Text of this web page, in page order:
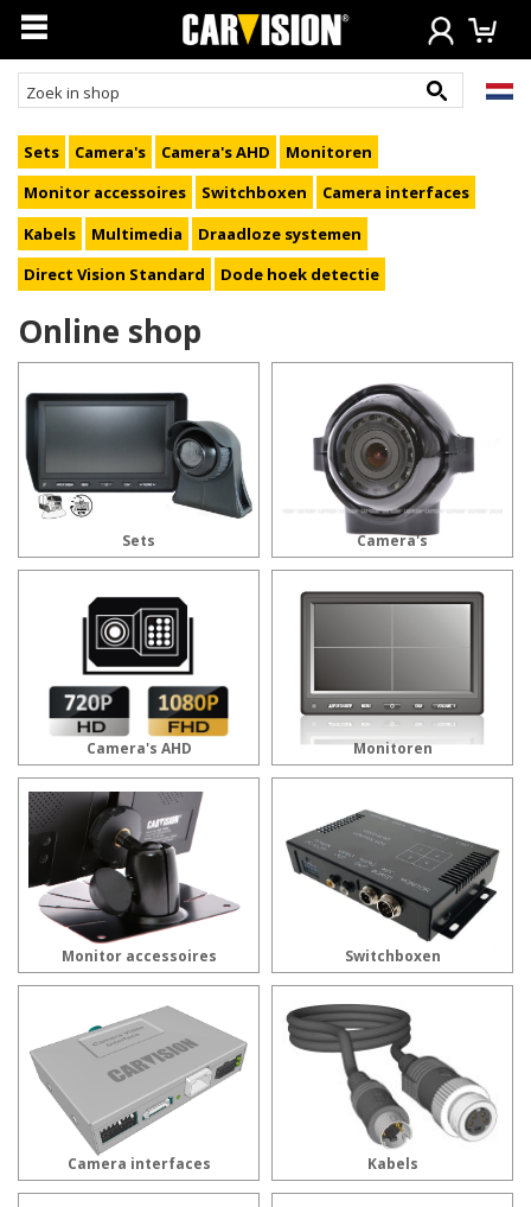
Sets Camera's Camera's AHD
Monitoren
Monitor accessoires
Switchboxen
Camera interfaces
Kabels
Multimedia
Draadloze systemen
Direct Vision Standard
Dode hoek detectie
Online shop
Sets Camera's
Camera's AHD Monitoren
Monitor accessoires Switchboxen
Camera interfaces Kabels